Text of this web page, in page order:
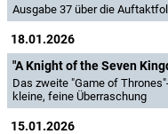
Ausgabe 37 über die
18.01.2026
"A Knight of the Seven
Das zweite "Game of
kleine, feine Überraschung
15.01.2026